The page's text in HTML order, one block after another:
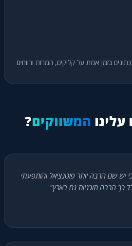
בזמן אמת על קליקים, המרות ורווחים
המשווקים?
יש שם הרבה יותר פוטנציאל והותפעתי
כך הרבה תוכניות גם בארץ"